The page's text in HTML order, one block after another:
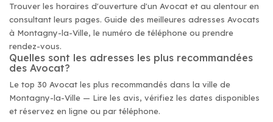
Trouver les horaires d'ouverture d'un Avocat et au alentour en
consultant leurs pages. Guide des meilleures adresses Avocats
à Montagny-la-Ville, le numéro de téléphone ou prendre
rendez-vous.
Quelles sont les adresses les plus recommandées
des Avocat?
Le top 30 Avocat les plus recommandés dans la ville de
Montagny-la-Ville — Lire les avis, vérifiez les dates disponibles
et réservez en ligne ou par téléphone.